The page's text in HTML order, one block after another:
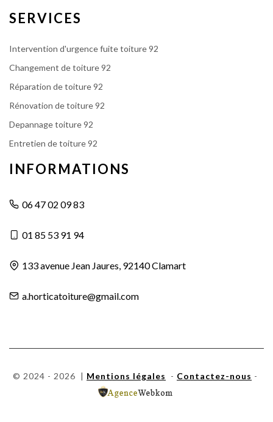
SERVICES
Intervention d'urgence fuite toiture 92
Changement de toiture 92
Réparation de toiture 92
Rénovation de toiture 92
Depannage toiture 92
Entretien de toiture 92
INFORMATIONS
06 47 02 09 83
01 85 53 91 94
133 avenue Jean Jaures, 92140 Clamart
a.horticatoiture@gmail.com
© 2024 - 2026 | Mentions légales - Contactez-nous -